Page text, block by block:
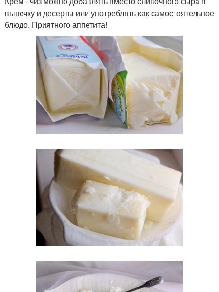
выпечку и десерты или употреблять как самостоятельное
блюдо. Приятного аппетита!